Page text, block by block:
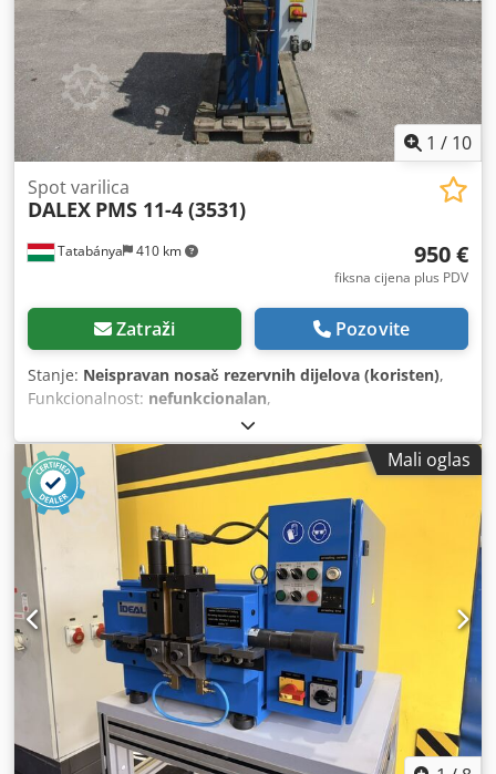
1 / 10
Tatabánya 410 km
Spot varilica
DALEX PMS 11-4 (3531)
950 €
fiksna cijena plus PDV
Zatraži Pozovite
Stanje: Neispravan nosač rezervnih dijelova (koristen),
Funkcionalnost: nefunkcionalan,
Mali oglas